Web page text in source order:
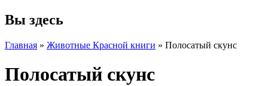
Вы здесь
Главная » Животные Красной книги » Полосатый скунс
Полосатый скунс